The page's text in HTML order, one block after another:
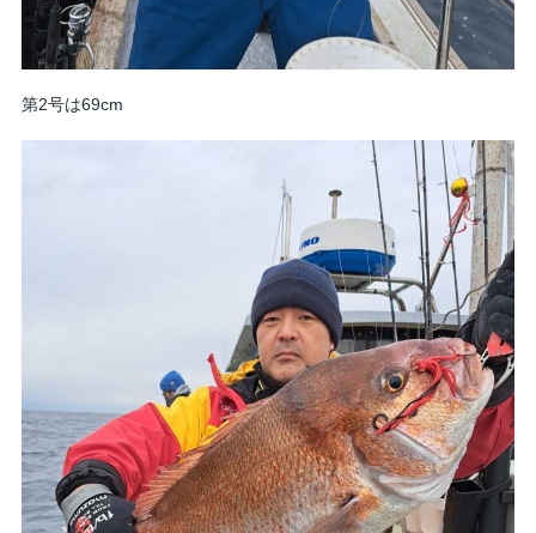
第2号は69cm